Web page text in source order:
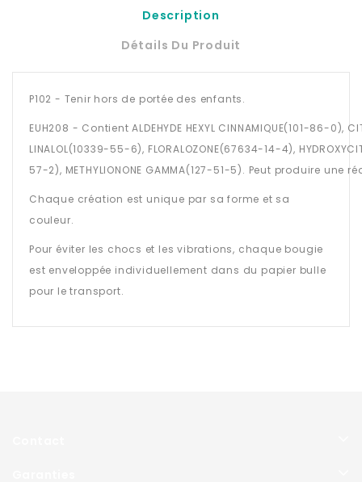
Description
Détails Du Produit
P102 - Tenir hors de portée des enfants.
EUH208 - Contient ALDEHYDE HEXYL CINNAMIQUE(101-86-0),
LINALOL(10339-55-6), FLORALOZONE(67634-14-4),
57-2), METHYLIONONE GAMMA(127-51-5). Peut produire une
Chaque création est unique par sa forme et sa
couleur.
Pour éviter les chocs et les vibrations, chaque bougie
est enveloppée individuellement dans du papier bulle
pour le transport.